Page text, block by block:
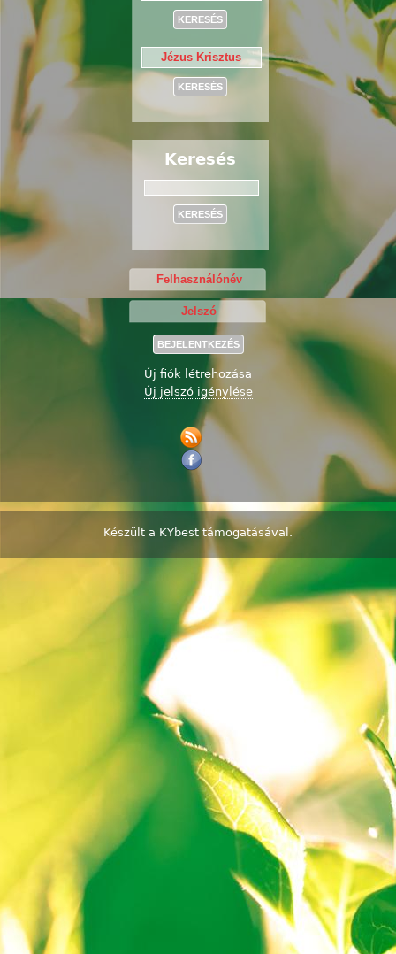
Keresés
Új fiók létrehozása
Új jelszó igénylése
Készült a KYbest támogatásával.